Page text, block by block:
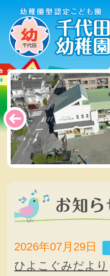
2026年07月29日
ひよこぐみだより